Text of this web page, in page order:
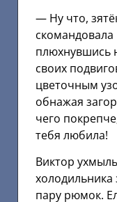
— Ну что,
плюхнувшись
своих
цветочным
обнажая
чего
тебя любила!
Виктор
пару рюмок.